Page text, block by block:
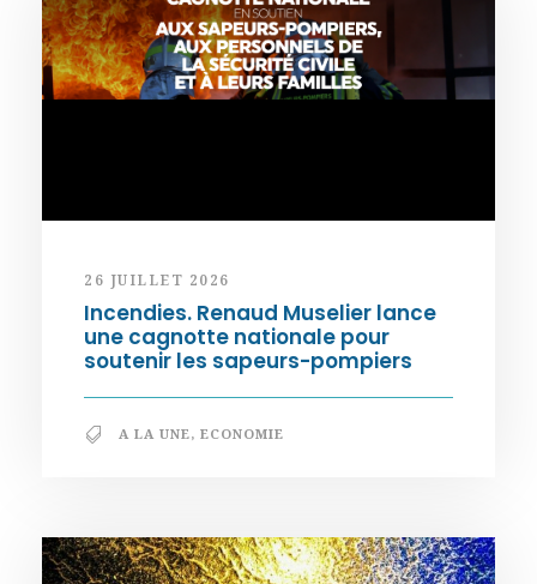
26 JUILLET 2026
Incendies. Renaud Muselier lance
une cagnotte nationale pour
soutenir les sapeurs-pompiers
A LA UNE, ECONOMIE